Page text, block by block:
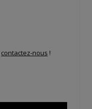
contactez-nous !